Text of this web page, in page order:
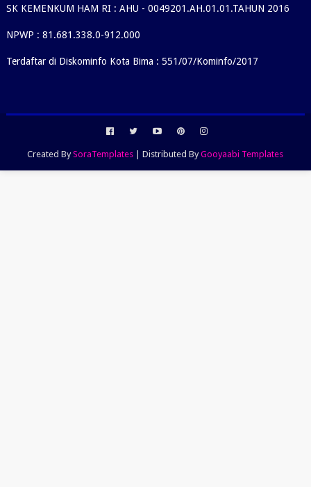
SK KEMENKUM HAM RI : AHU - 0049201.AH.01.01.TAHUN 2016
NPWP : 81.681.338.0-912.000
Terdaftar di Diskominfo Kota Bima : 551/07/Kominfo/2017
Created BySoraTemplates | Distributed ByGooyaabi Templates